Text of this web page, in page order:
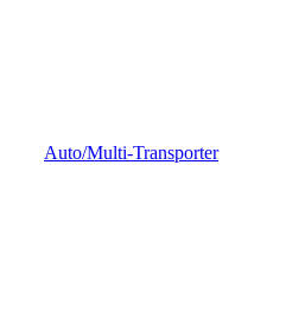
Auto/Multi-Transporter